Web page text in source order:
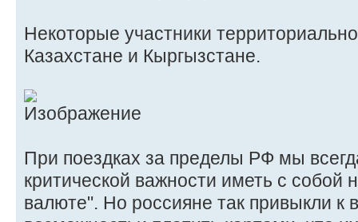
Некоторые участники
Казахстане и Кыргызстане.
При поездках за пределы РФ мы
критической важности иметь с собой
валюте". Но россияне так привыкли к